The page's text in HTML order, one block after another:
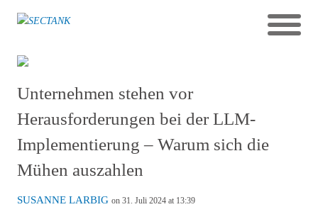
Unternehmen stehen vor
Herausforderungen bei der LLM-
Implementierung – Warum sich die
Mühen auszahlen
SUSANNE LARBIG on 31. Juli 2024 at 13:39